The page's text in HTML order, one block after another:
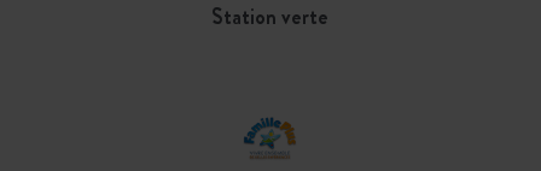
Station verte